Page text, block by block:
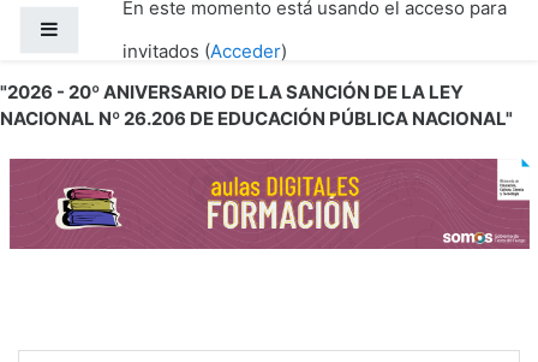
Salta al contenido principal
"2026 - 20º ANIVERSARIO DE LA SANCIÓN DE LA LEY
NACIONAL Nº 26.206 DE EDUCACIÓN PÚBLICA NACIONAL"
En este momento está usando el acceso para
invitados (Acceder)